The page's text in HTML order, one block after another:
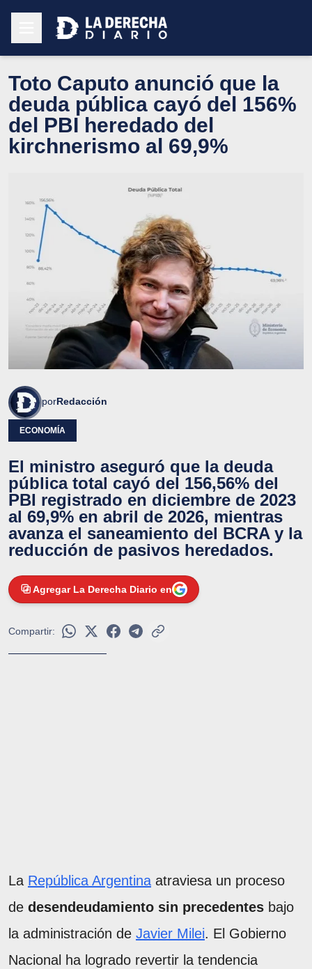
Toto Caputo anunció que la
deuda pública cayó del 156%
del PBI heredado del
kirchnerismo al 69,9%
porRedacción
ECONOMÍA
El ministro aseguró que la deuda
pública total cayó del 156,56% del
PBI registrado en diciembre de 2023
al 69,9% en abril de 2026, mientras
avanza el saneamiento del BCRA y la
reducción de pasivos heredados.
Agregar La Derecha Diario en
Compartir:
La República Argentina atraviesa un proceso
de desendeudamiento sin precedentes bajo
la administración de Javier Milei. El Gobierno
Nacional ha logrado revertir la tendencia